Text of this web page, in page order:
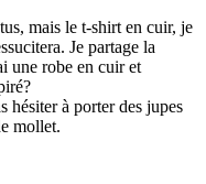
mais le t-shirt en cuir, je
Je partage la
une robe en cuir et
hésiter à porter des jupes
mollet.